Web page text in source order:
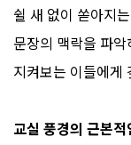
쉴 새 없이 쏟아지
문장의 맥락을 파
지켜보는 이들에게
교실 풍경의 근본